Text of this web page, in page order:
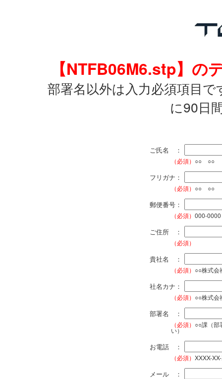
【NTFB06M6.stp】
部署名以外は入力必須項目
に90日
ご氏名 ：
（必須） ○○ ○○
フリガナ：
（必須） ○○ ○○
郵便番号：
（必須） 000-0000
ご住所 ：
（必須）
貴社名 ：
（必須） ○○株式会
社名カナ：
（必須） ○○株式会
部署名 ：
（必須） ○○課（部
い）
お電話 ：
（必須） XXXX-
メール ：